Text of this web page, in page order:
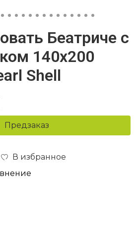
Беатриче с
140х200
Shell
В избранное
Предзаказ